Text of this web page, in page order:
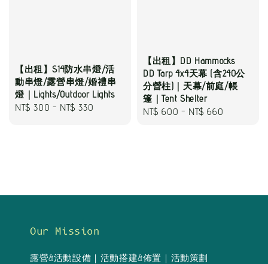
【出租】S14防水串燈/活
動串燈/露營串燈/婚禮串
燈｜Lights/Outdoor Lights
Regular
NT$ 300 - NT$ 330
【出租】DD Hammocks
DD Tarp 4x4天幕 (含240公
分營柱)｜天幕/前庭/帳
篷｜Tent Shelter
Regular
NT$ 600 - NT$ 660
Our Mission
露營&活動設備｜活動搭建&佈置｜活動策劃